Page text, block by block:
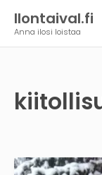
Ilontaival.fi
Anna ilosi loistaa